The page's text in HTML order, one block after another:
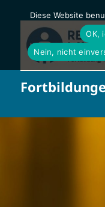
Diese Website
OK,
Nein, nicht